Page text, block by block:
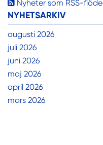
Nyheter som RSS-flöde
NYHETSARKIV
augusti 2026
juli 2026
juni 2026
maj 2026
april 2026
mars 2026